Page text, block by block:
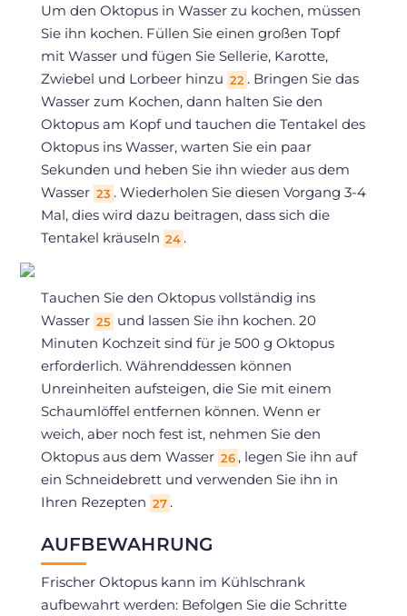
Um den Oktopus in Wasser zu kochen, müssen
Sie ihn kochen. Füllen Sie einen großen Topf
mit Wasser und fügen Sie Sellerie, Karotte,
Zwiebel und Lorbeer hinzu 22 . Bringen Sie das
Wasser zum Kochen, dann halten Sie den
Oktopus am Kopf und tauchen die Tentakel des
Oktopus ins Wasser, warten Sie ein paar
Sekunden und heben Sie ihn wieder aus dem
Wasser 23 . Wiederholen Sie diesen Vorgang 3-4
Mal, dies wird dazu beitragen, dass sich die
Tentakel kräuseln 24 .
Tauchen Sie den Oktopus vollständig ins
Wasser 25 und lassen Sie ihn kochen. 20
Minuten Kochzeit sind für je 500 g Oktopus
erforderlich. Währenddessen können
Unreinheiten aufsteigen, die Sie mit einem
Schaumlöffel entfernen können. Wenn er
weich, aber noch fest ist, nehmen Sie den
Oktopus aus dem Wasser 26 , legen Sie ihn auf
ein Schneidebrett und verwenden Sie ihn in
Ihren Rezepten 27 .
AUFBEWAHRUNG
Frischer Oktopus kann im Kühlschrank
aufbewahrt werden: Befolgen Sie die Schritte